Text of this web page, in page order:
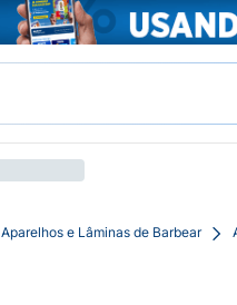
Aparelhos e Lâminas de Barbear